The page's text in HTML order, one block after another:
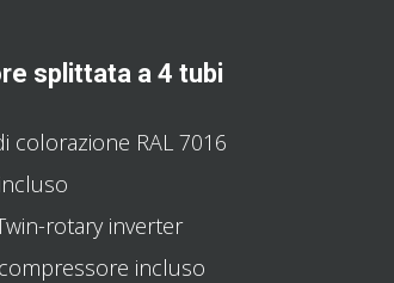
splittata a 4 tubi
colorazione RAL 7016
rotary inverter
incluso